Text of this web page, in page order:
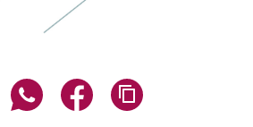
Seite über E-Mail teilen
Seite über WhatsApp teilen
Seite über Facebook